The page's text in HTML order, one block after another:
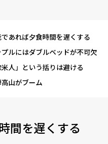
あれば夕食時間を遅くする
プルにはダブルベッドが不可欠
米人」という括りは避ける
山がブーム
間を遅くする